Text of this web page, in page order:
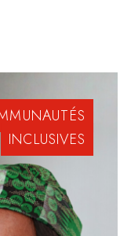
INCLUSIVES